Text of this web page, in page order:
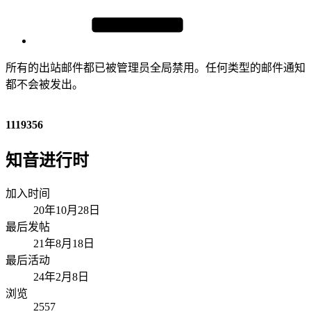
所有的出站邮件都已被管理员全局禁用。任何类型的邮件通知
都不会被发出。
1119356
知音进行时
加入时间
20年10月28日
最后发帖
21年8月18日
最后活动
24年2月8日
浏览
2557